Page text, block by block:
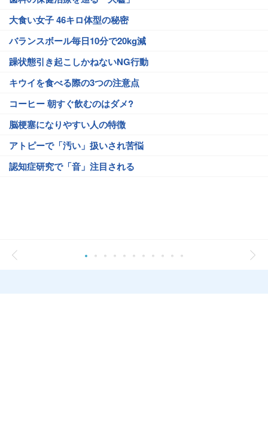
大食い女子 46キロ体型の秘密
バランスボール毎日10分で20kg減
躁状態引き起こしかねないNG行動
キウイを食べる際の3つの注意点
コーヒー 朝すぐ飲むのはダメ?
脳梗塞になりやすい人の特徴
アトピーで「汚い」扱いされ苦悩
認知症研究で「音」注目される